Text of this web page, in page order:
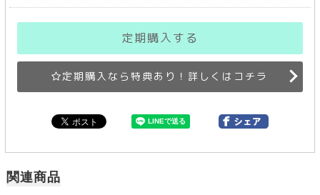
定期購入する
定期購入なら特典あり！詳しくはコチラ
関連商品